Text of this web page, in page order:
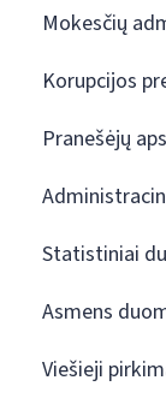
Mokesčių
Korupcijos
Pranešėjų
Statistiniai
Asmens
Viešieji